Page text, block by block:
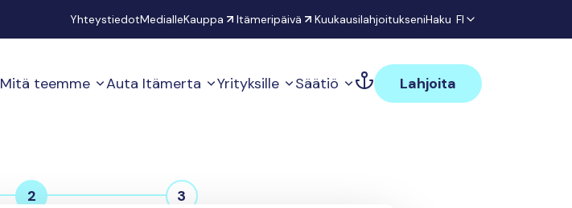
YhteystiedotMedialleKauppa Itämeripäivä KuukausilahjoitukseniHaku FI
Mitä teemme Auta Itämerta Yrityksille Säätiö Lahjoita
2
3